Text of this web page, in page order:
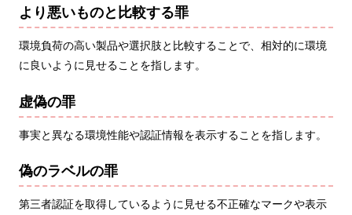
より悪いものと比較する罪
環境負荷の高い製品や選択肢と比較することで、相対的に環境
に良いように見せることを指します。
虚偽の罪
事実と異なる環境性能や認証情報を表示することを指します。
偽のラベルの罪
第三者認証を取得しているように見せる不正確なマークや表示